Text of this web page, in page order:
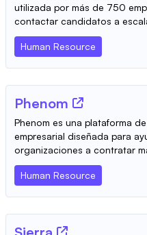
utilizada por más de 750
contactar candidatos a
Human Resource
Phenom
Phenom es una plataforma
empresarial diseñada para
organizaciones a contratar
Human Resource